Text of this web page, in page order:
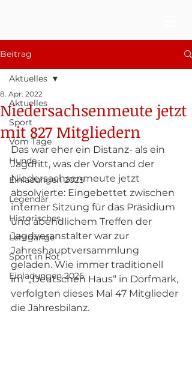
Beitrag
Aktuelles
Sport
Vom Tage
Hunde
Einladungen 2025
Legendär
Historisches
Lehrgänge
Sport in Rot
Einladungen 2026
Aktuelles
Niedersachsenmeute jetzt
mit 827 Mitgliedern
8. Apr. 2022
Das war eher ein Distanz- als ein
Jagdritt, was der Vorstand der
Niedersachsenmeute jetzt
absolvierte: Eingebettet zwischen
interner Sitzung für das Präsidium
und abendlichem Treffen der
Jagdveranstalter war zur
Jahreshauptversammlung
geladen. Wie immer traditionell
im  „Deutschen Haus“ in Dorfmark,
verfolgten dieses Mal 47 Mitglieder
die Jahresbilanz.